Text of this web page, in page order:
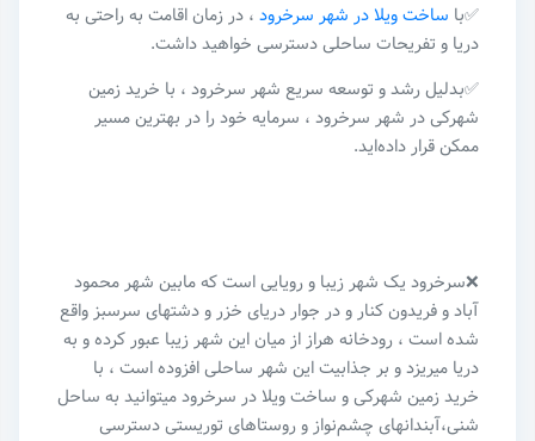
✅با ساخت ویلا در شهر سرخرود ، در زمان اقامت به راحتی به
دریا و تفریحات ساحلی دسترسی خواهید داشت.
✅بدلیل رشد و توسعه سریع شهر سرخرود ، با خرید زمین
شهرکی در شهر سرخرود ، سرمایه خود را در بهترین مسیر
ممکن قرار داده‌اید.
❌سرخرود یک شهر زیبا و رویایی است که مابین شهر محمود
آباد و فریدون کنار و در جوار دریای خزر و دشتهای سرسبز واقع
شده است ،‌ رودخانه هراز از میان این شهر زیبا عبور کرده و به
دریا میریزد و بر جذابیت این شهر ساحلی افزوده است ، با
خرید زمین شهرکی و ساخت ویلا در سرخرود میتوانید به ساحل
شنی،آبندانهای چشم‌نواز و روستاهای توریستی دسترسی